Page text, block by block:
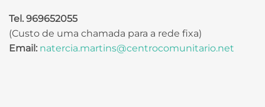
Tel. 969652055
(Custo de uma chamada para a rede fixa)
Email: natercia.martins@centrocomunitario.net